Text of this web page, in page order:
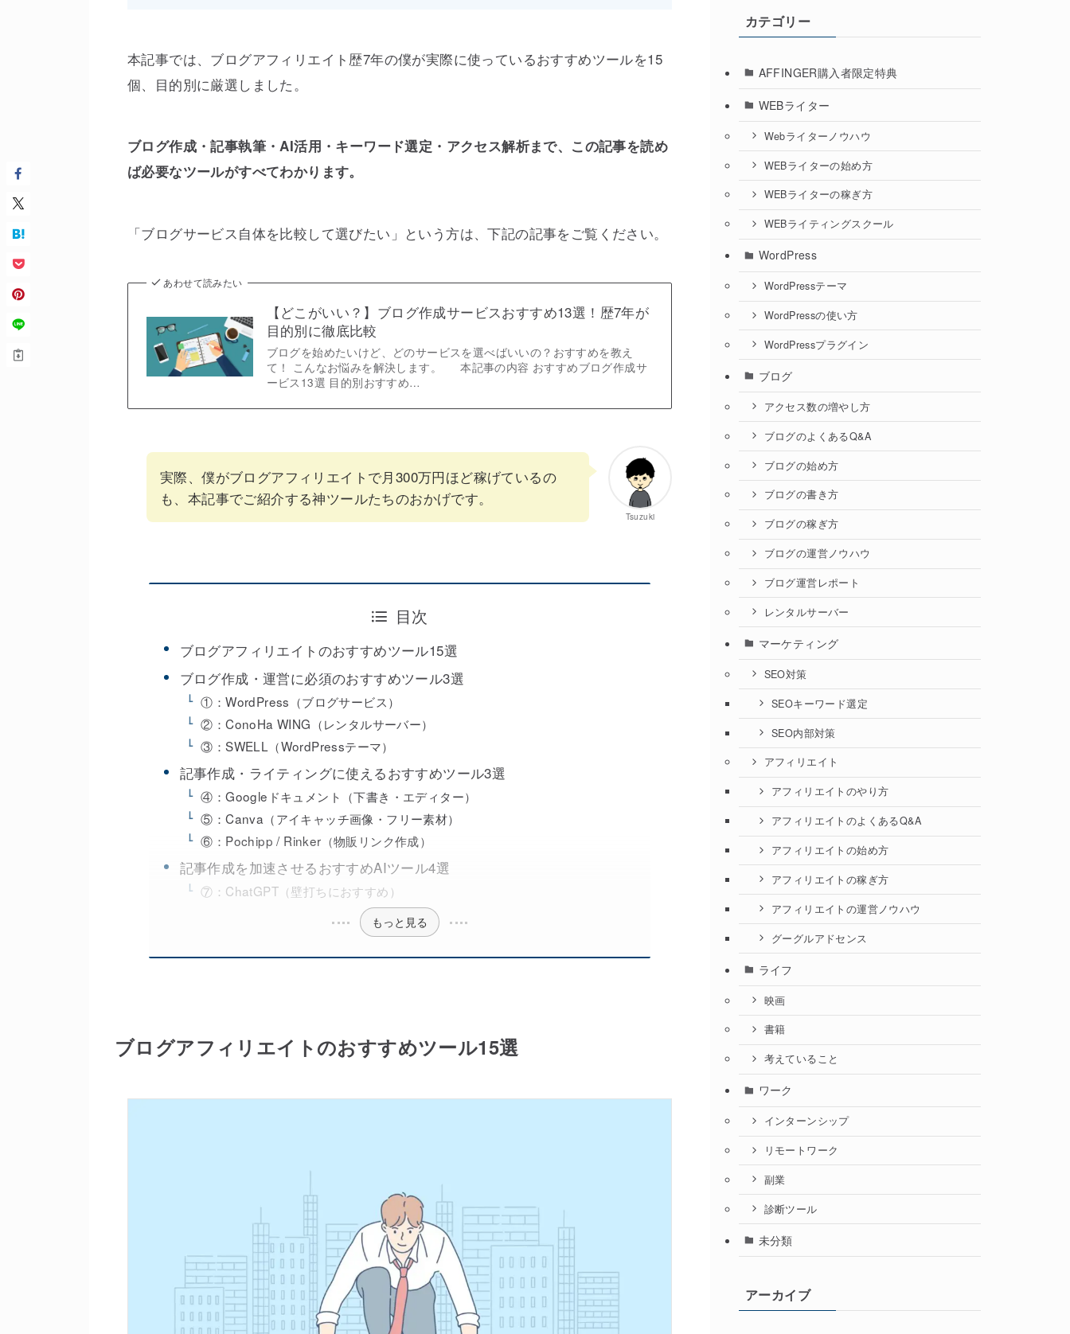
本記事では、ブログアフィリエイト歴7年の僕が実際に使っているおすすめツールを15
個、目的別に厳選しました。
ブログ作成・記事執筆・AI活用・キーワード選定・アクセス解析まで、この記事を読め
ば必要なツールがすべてわかります。
「ブログサービス自体を比較して選びたい」という方は、下記の記事をご覧ください。
あわせて読みたい
【どこがいい？】ブログ作成サービスおすすめ13選！歴7年が
目的別に徹底比較
ブログを始めたいけど、どのサービスを選べばいいの？おすすめを教え
て！ こんなお悩みを解決します。 本記事の内容 おすすめブログ作成サ
ービス13選 目的別おすすめ…
Tsuzuki
実際、僕がブログアフィリエイトで月300万円ほど稼げているの
も、本記事でご紹介する神ツールたちのおかげです。
目次
ブログアフィリエイトのおすすめツール15選
ブログ作成・運営に必須のおすすめツール3選
①：WordPress（ブログサービス）
②：ConoHa WING（レンタルサーバー）
③：SWELL（WordPressテーマ）
記事作成・ライティングに使えるおすすめツール3選
④：Googleドキュメント（下書き・エディター）
⑤：Canva（アイキャッチ画像・フリー素材）
⑥：Pochipp / Rinker（物販リンク作成）
記事作成を加速させるおすすめAIツール4選
⑦：ChatGPT（壁打ちにおすすめ）
もっと見る
ブログアフィリエイトのおすすめツール15選
カテゴリー
AFFINGER購入者限定特典
WEBライター
Webライターノウハウ
WEBライターの始め方
WEBライターの稼ぎ方
WEBライティングスクール
WordPress
WordPressテーマ
WordPressの使い方
WordPressプラグイン
ブログ
アクセス数の増やし方
ブログのよくあるQ&A
ブログの始め方
ブログの書き方
ブログの稼ぎ方
ブログの運営ノウハウ
ブログ運営レポート
レンタルサーバー
マーケティング
SEO対策
SEOキーワード選定
SEO内部対策
アフィリエイト
アフィリエイトのやり方
アフィリエイトのよくあるQ&A
アフィリエイトの始め方
アフィリエイトの稼ぎ方
アフィリエイトの運営ノウハウ
グーグルアドセンス
ライフ
映画
書籍
考えていること
ワーク
インターンシップ
リモートワーク
副業
診断ツール
未分類
アーカイブ